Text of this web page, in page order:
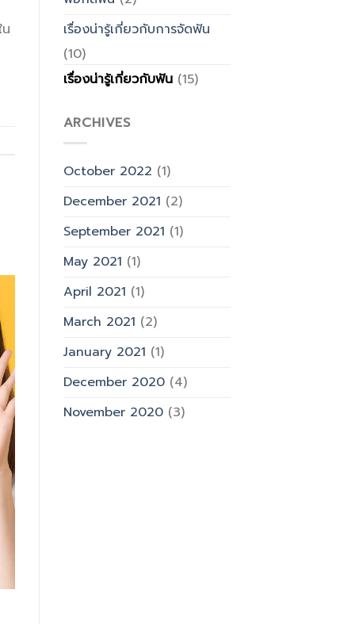
เรื่องน่ารู้เกี่ยวกับการจัดฟัน
(10)
เรื่องน่ารู้เกี่ยวกับฟัน(15)
ARCHIVES
October 2022 (1)
December 2021 (2)
September 2021 (1)
May 2021 (1)
April 2021 (1)
March 2021 (2)
January 2021 (1)
December 2020(4)
November 2020(3)